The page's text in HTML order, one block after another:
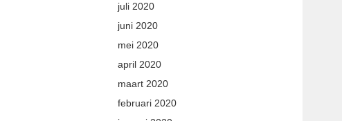
juli 2020
juni 2020
mei 2020
april 2020
maart 2020
februari 2020